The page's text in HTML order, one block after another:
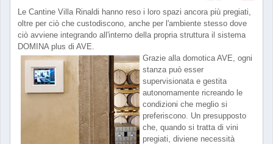
Le Cantine Villa Rinaldi hanno reso i loro spazi ancora più pregiati,
oltre per ciò che custodiscono, anche per l'ambiente stesso dove
ciò avviene integrando all'interno della propria struttura il sistema
DOMINA plus di AVE.
Grazie alla domotica AVE, ogni
stanza può esser
supervisionata e gestita
autonomamente ricreando le
condizioni che meglio si
preferiscono. Un presupposto
che, quando si tratta di vini
pregiati, diviene necessità